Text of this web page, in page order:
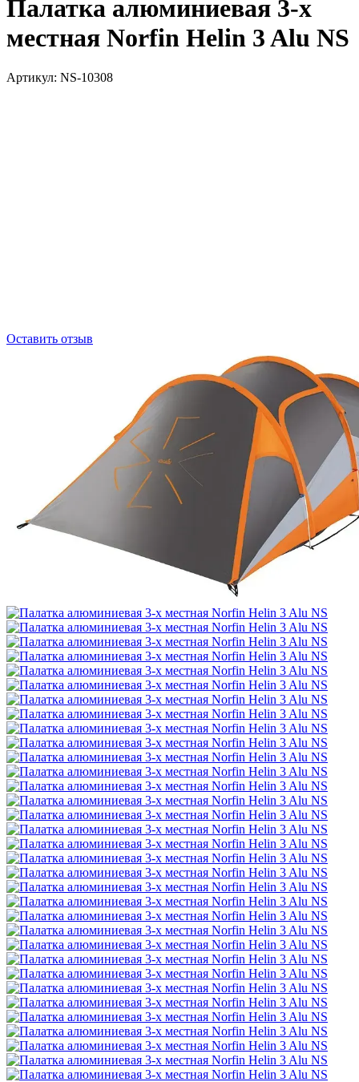
Палатка алюминиевая 3-х
местная Norfin Helin 3 Alu NS
Артикул: NS-10308
Оставить отзыв